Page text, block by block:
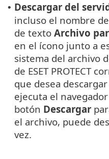
• Descargar del
incluso el nombre
de texto Archivo
en el ícono junto a
sistema del archivo
de ESET PROTECT
que desea
ejecuta el
botón Descargar
el archivo, puede
vez.